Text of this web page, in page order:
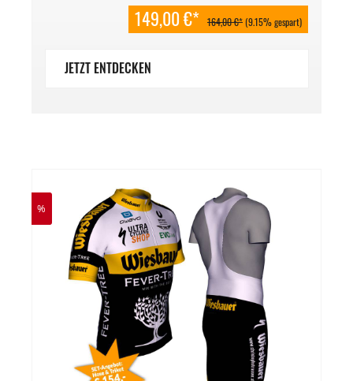
149,00 €* 164,00 €*(9.15% gespart)
JETZT ENTDECKEN
%